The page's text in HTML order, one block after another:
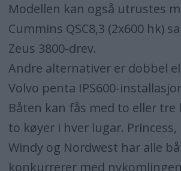
Modellen kan også utrustes
Cummins QSC8,3 (2x600 hk)
Zeus 3800-drev.
Andre alternativer er dobbel
Volvo penta IPS600-
Båten kan fås med to eller tre
to køyer i hver lugar. Princess,
Windy og Nordwest har alle
konkurrerer med